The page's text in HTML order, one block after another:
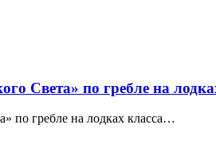
Света» по гребле на
по гребле на лодках класса…